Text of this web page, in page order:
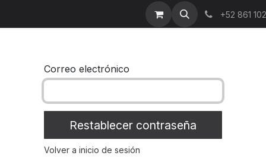
Sobre nosotros Contáctenos
+52 861
Correo electrónico
Restablecer contraseña
Volver a inicio de sesión